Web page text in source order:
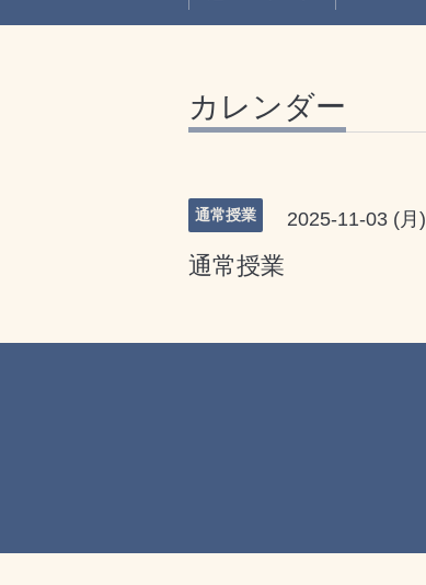
カレンダー
通常授業 2025-11-03 (月)
通常授業